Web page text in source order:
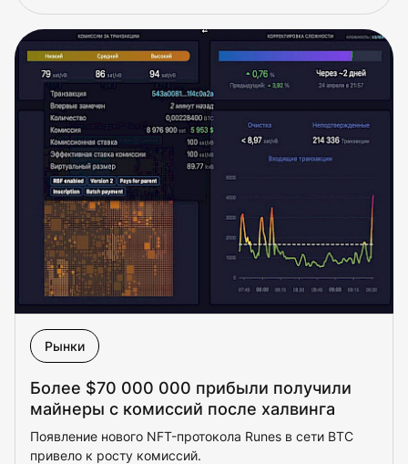
Рынки
Более $70 000 000 прибыли получили
майнеры с комиссий после халвинга
Появление нового NFT-протокола Runes в сети BTC
привело к росту комиссий.